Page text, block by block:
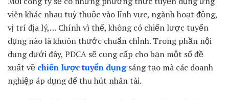
viên khác nhau tuỳ thuộc vào lĩnh vực, ngành hoạt động,
vị trí địa lý,… Chính vì thế, không có chiến lược tuyển
dụng nào là khuôn thước chuẩn chỉnh. Trong phần nội
dung dưới đây, PDCA sẽ cung cấp cho bạn một số đề
xuất về chiến lược tuyển dụngsáng tạo mà các doanh
nghiệp áp dụng để thu hút nhân tài.